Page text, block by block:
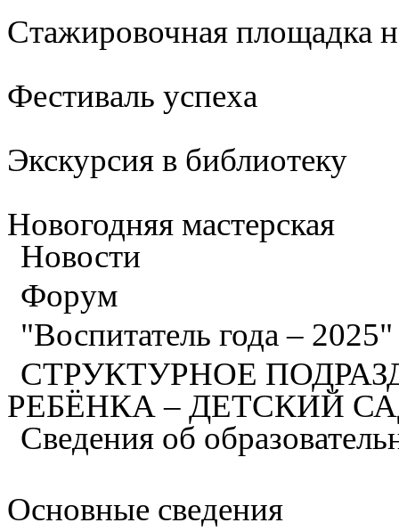
Стажировочная
Фестиваль успеха
Экскурсия в библиотеку
Новогодняя мастерская
Новости
Форум
"Воспитатель года –
СТРУКТУРНОЕ
РЕБЁНКА – ДЕТСКИЙ
Сведения об
Основные сведения